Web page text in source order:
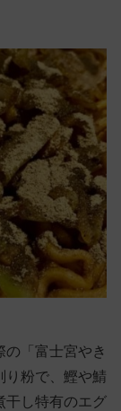
「富士宮やき
り粉で、鰹や鯖
干し特有のエグ